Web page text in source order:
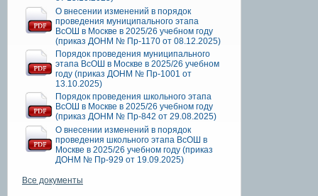
О внесении изменений в порядок
проведения муниципального этапа
ВсОШ в Москве в 2025/26 учебном году
(приказ ДОНМ № Пр-1170 от 08.12.2025)
Порядок проведения муниципального
этапа ВсОШ в Москве в 2025/26 учебном
году (приказ ДОНМ № Пр-1001 от
13.10.2025)
Порядок проведения школьного этапа
ВсОШ в Москве в 2025/26 учебном году
(приказ ДОНМ № Пр-842 от 29.08.2025)
О внесении изменений в порядок
проведения школьного этапа ВсОШ в
Москве в 2025/26 учебном году (приказ
ДОНМ № Пр-929 от 19.09.2025)
Все документы